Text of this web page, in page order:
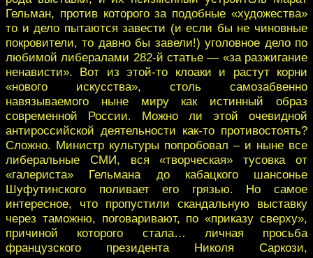
Гельман, против которого за подобные «художества»
то и дело пытаются завести (и если бы не чиновные
покровители, то давно бы завели!) уголовное дело по
любимой либералами 282-й статье — «за разжигание
ненависти». Вот из этой-то клоаки и растут корни
«нового искусства», столь самозабвенно
навязываемого ныне миру как истинный образ
современной России. Можно ли этой очевидной
антироссийской деятельности как-то противостоять?
Сложно. Министр культуры попробовал – и ныне все
либеральные СМИ, вся «творческая» тусовка от
«галериста» Гельмана до кабацкого шансонье
Шуфутинского поливает его грязью. Но самое
интересное, что пропустили скандальную выставку
через таможню, поговаривают, по «приказу сверху»,
причиной которого стала… личная просьба
французского президента Николя Саркози,